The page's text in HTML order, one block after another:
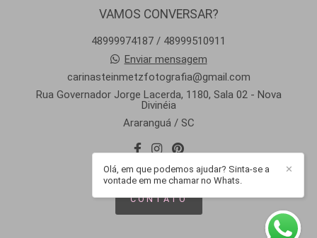
VAMOS CONVERSAR?
48999974187 / 48999510911
Enviar mensagem
carinasteinmetzfotografia@gmail.com
Rua Governador Jorge Lacerda, 1180, Sala 02 - Nova
Divinéia
Araranguá / SC
CONTATO
✕
Olá, em que podemos ajudar? Sinta-se a
vontade em me chamar no Whats.